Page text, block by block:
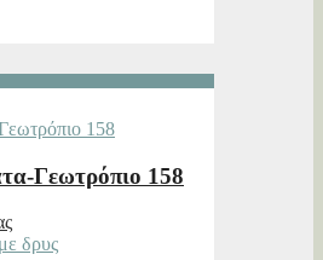
Γεωτρόπιο 158